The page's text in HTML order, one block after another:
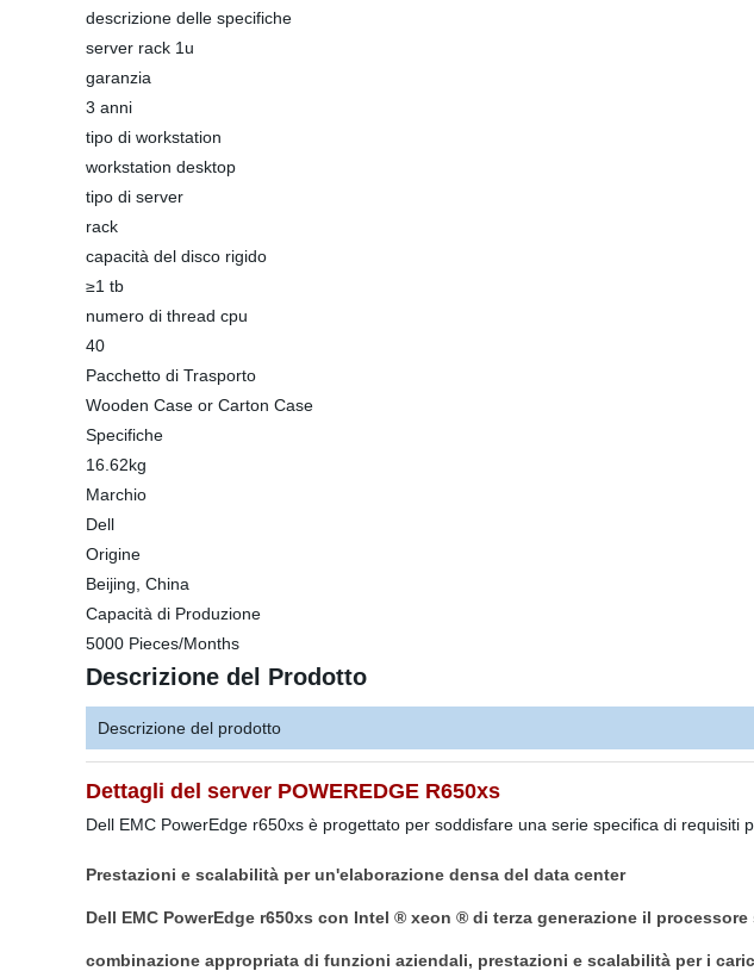
descrizione delle specifiche
server rack 1u
garanzia
3 anni
tipo di workstation
workstation desktop
tipo di server
rack
capacità del disco rigido
≥1 tb
numero di thread cpu
40
Pacchetto di Trasporto
Wooden Case or Carton Case
Specifiche
16.62kg
Marchio
Dell
Origine
Beijing, China
Capacità di Produzione
5000 Pieces/Months
Descrizione del Prodotto
Descrizione del prodotto
Dettagli del server POWEREDGE R650xs
Dell EMC PowerEdge r650xs è progettato per soddisfare una serie specifica di
Prestazioni e scalabilità per un'elaborazione densa del data center
Dell EMC PowerEdge r650xs con Intel ® xeon ® di terza generazione il
combinazione appropriata di funzioni aziendali, prestazioni e scalabilità per i